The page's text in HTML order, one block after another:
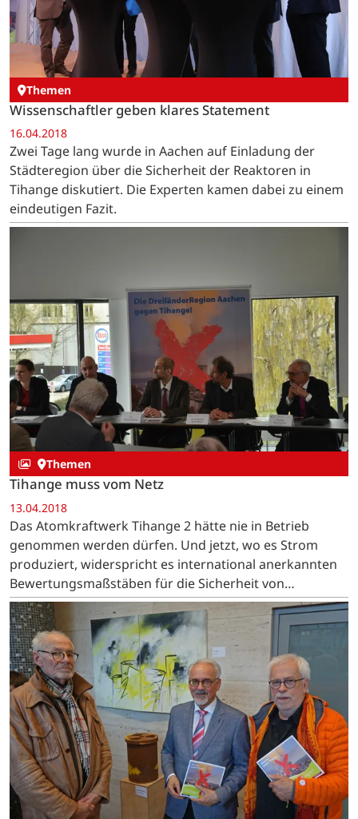
Themen
Wissenschaftler geben klares Statement
16.04.2018
Zwei Tage lang wurde in Aachen auf Einladung der
Städteregion über die Sicherheit der Reaktoren in
Tihange diskutiert. Die Experten kamen dabei zu einem
eindeutigen Fazit.
Themen
Tihange muss vom Netz
13.04.2018
Das Atomkraftwerk Tihange 2 hätte nie in Betrieb
genommen werden dürfen. Und jetzt, wo es Strom
produziert, widerspricht es international anerkannten
Bewertungsmaßstäben für die Sicherheit von
Kernkraftwerken.